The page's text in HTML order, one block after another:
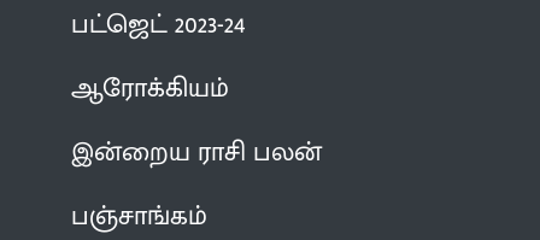
பட்ஜெட் 2023-24
ஆரோக்கியம்
இன்றைய ராசி பலன்
பஞ்சாங்கம்